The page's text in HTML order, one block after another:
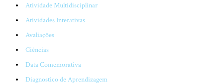
Atividade Multidisciplinar
Atividades Interativas
Avaliações
Ciências
Data Comemorativa
Diagnostico de Aprendizagem